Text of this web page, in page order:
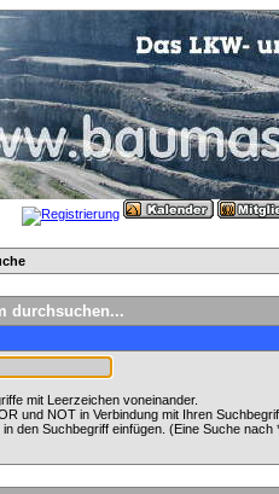
durchsuchen...
mit Leerzeichen voneinander.
und NOT in Verbindung mit Ihren
den Suchbegriff einfügen. (Eine Suche